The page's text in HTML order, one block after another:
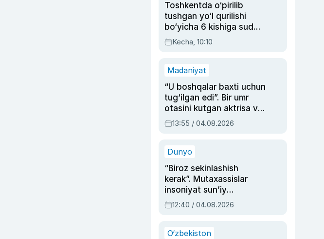
Toshkentda o‘pirilib
tushgan yo‘l qurilishi
bo‘yicha 6 kishiga sud
hukmi o‘qildi
Kecha, 10:10
Madaniyat
“U boshqalar baxti uchun
tug‘ilgan edi”. Bir umr
otasini kutgan aktrisa va
dublyaj ustasi Rimma
Ahmedovaning
13:55 / 04.08.2026
Dunyo
“Biroz sekinlashish
kerak”. Mutaxassislar
insoniyat sun’iy
intellektni boshqara
olmay qolishidan xavotir
12:40 / 04.08.2026
O‘zbekiston